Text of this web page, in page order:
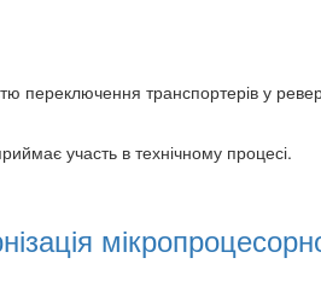
переключення транспортерів у
участь в технічному процесі.